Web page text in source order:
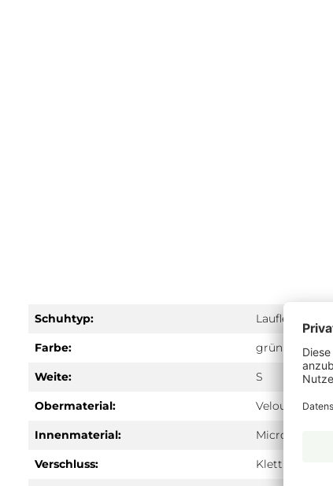
Schuhtyp: Lauflernschuhe
Farbe: grün
Weite: S
Obermaterial: Velours
Innenmaterial: Microfaser
Verschluss: Klett